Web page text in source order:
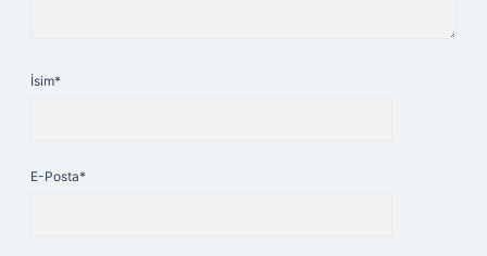
İsim*
E-Posta*